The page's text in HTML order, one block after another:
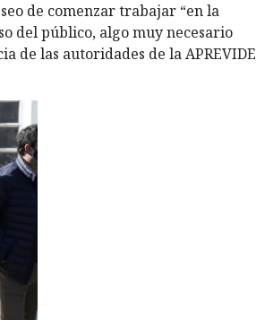
de comenzar trabajar “en la
del público, algo muy necesario
de las autoridades de la APREVIDE